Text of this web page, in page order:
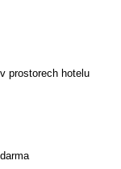
prostorech hotelu